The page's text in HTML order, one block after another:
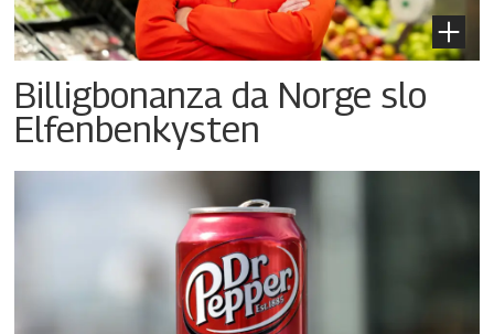
Billigbonanza da Norge slo
Elfenbenkysten